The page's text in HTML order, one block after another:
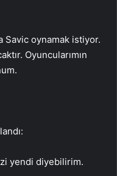
Savic oynamak istiyor.
Oyuncularımın
yendi diyebilirim.